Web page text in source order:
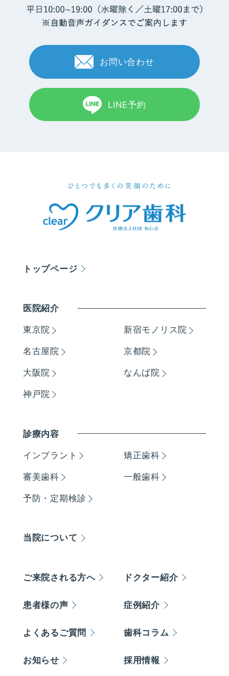
お問い合わせ
LINE予約
トップページ
医院紹介
東京院 新宿モノリス院
名古屋院 京都院
大阪院 なんば院
神戸院
診療内容
インプラント 矯正歯科
審美歯科 一般歯科
予防・定期検診
当院について
ご来院される方へ ドクター紹介
患者様の声 症例紹介
よくあるご質問 歯科コラム
お知らせ 採用情報